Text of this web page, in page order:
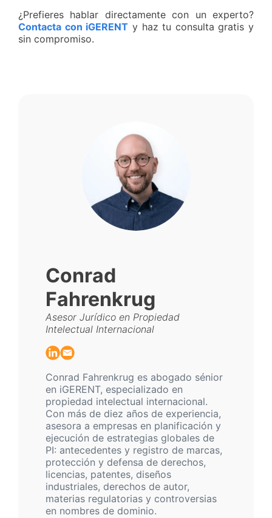
¿Prefieres hablar directamente con un experto?
Contacta con iGERENT y haz tu consulta gratis y
sin compromiso.
Conrad
Fahrenkrug
Asesor Jurídico en Propiedad
Intelectual Internacional
Conrad Fahrenkrug es abogado sénior
en iGERENT, especializado en
propiedad intelectual internacional.
Con más de diez años de experiencia,
asesora a empresas en planificación y
ejecución de estrategias globales de
PI: antecedentes y registro de marcas,
protección y defensa de derechos,
licencias, patentes, diseños
industriales, derechos de autor,
materias regulatorias y controversias
en nombres de dominio.